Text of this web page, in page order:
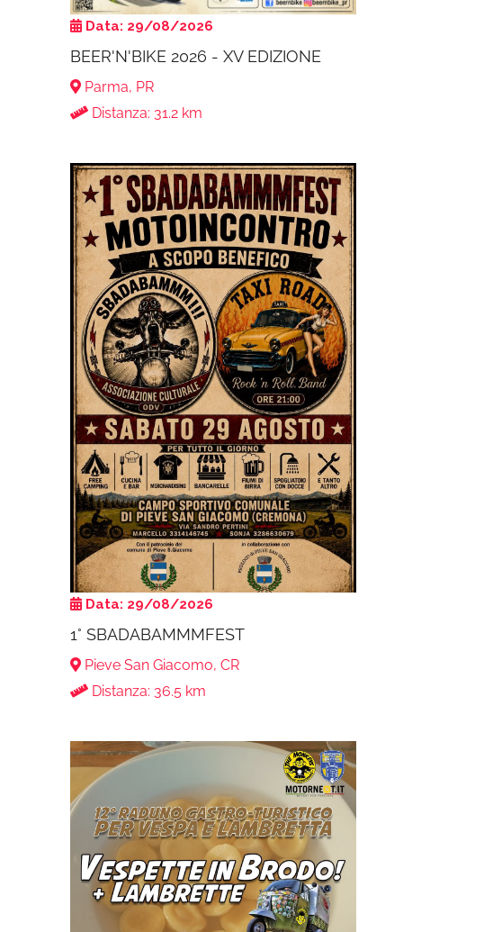
Data: 29/08/2026
BEER'N'BIKE 2026 - XV EDIZIONE
Parma, PR
Distanza: 31.2 km
Data: 29/08/2026
1° SBADABAMMMFEST
Pieve San Giacomo, CR
Distanza: 36.5 km